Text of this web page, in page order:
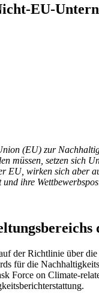
EU-
(EU) zur
müssen, setzen sich
EU, wirken sich aber
ihre
der Richtlinie über
für die
Force on Climate-